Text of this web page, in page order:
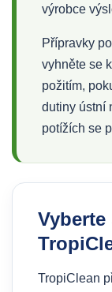
výrobce
Přípravky
vyhněte se
požitím,
dutiny ústní
potížích se
TropiClean